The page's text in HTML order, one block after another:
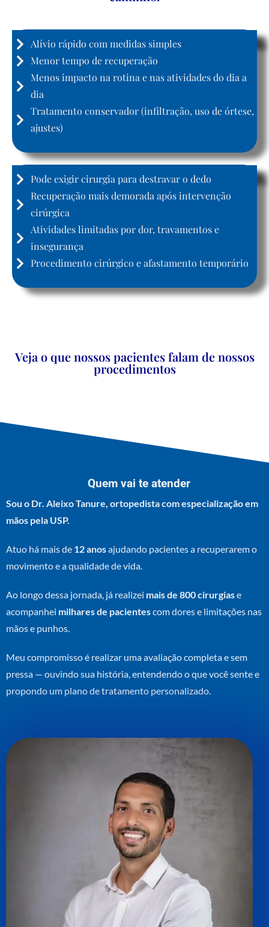
Diagnóstico Precoce
Alívio rápido com medidas simples
Menor tempo de recuperação
Menos impacto na rotina e nas atividades do dia a
dia
Tratamento conservador (infiltração, uso de órtese,
ajustes)
Diagnóstico Tardio
Pode exigir cirurgia para destravar o dedo
Recuperação mais demorada após intervenção
cirúrgica
Atividades limitadas por dor, travamentos e
insegurança
Procedimento cirúrgico e afastamento temporário
Veja o que nossos pacientes falam de nossos
procedimentos
Quem vai te atender
Sou o Dr. Aleixo Tanure, ortopedista com especialização em
mãos pela USP.
Atuo há mais de 12 anosajudando pacientes a recuperarem o
movimento e a qualidade de vida.
Ao longo dessa jornada, já realizei mais de 800 cirurgiase
acompanhei milhares de pacientescom dores e limitações nas
mãos e punhos.
Meu compromisso é realizar uma avaliação completa e sem
pressa — ouvindo sua história, entendendo o que você sente e
propondo um plano de tratamento personalizado.